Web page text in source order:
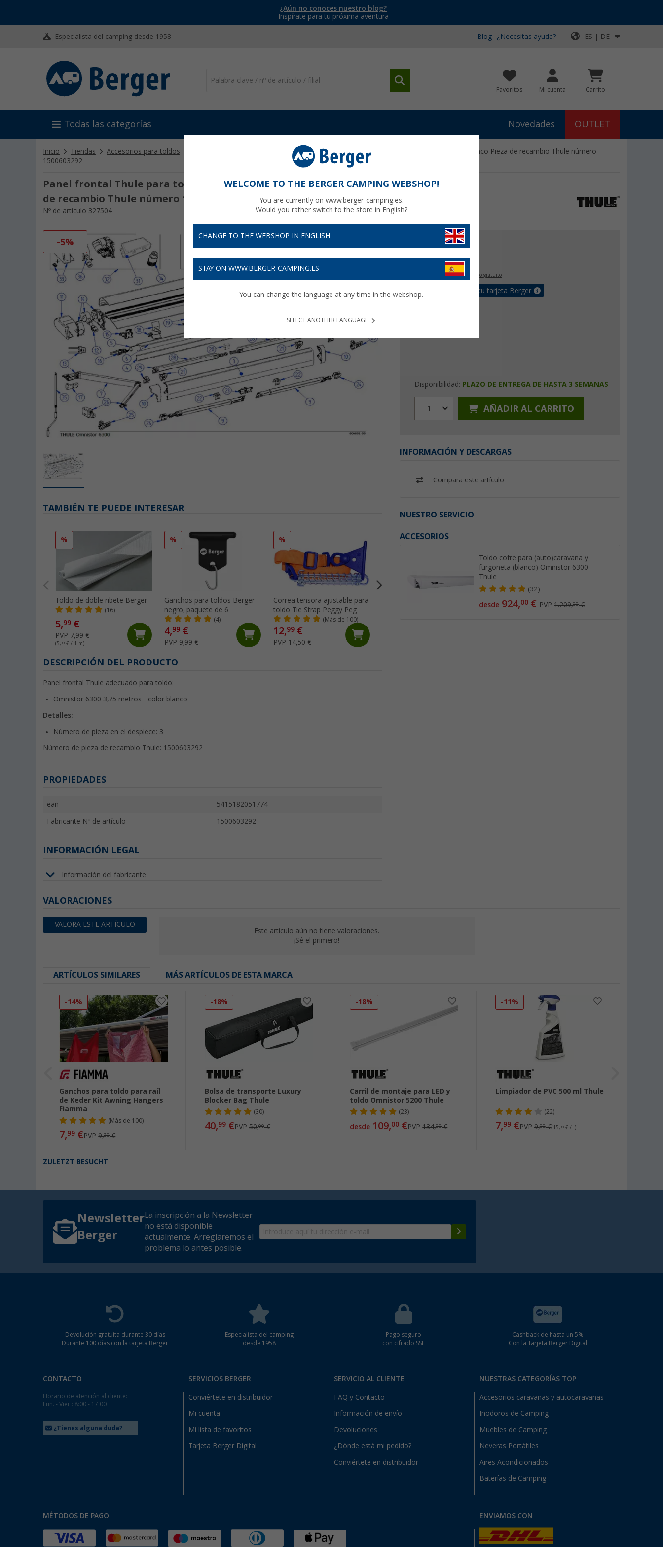
¿Aún no conoces nuestro blog?
Inspírate para tu próxima aventura
Especialista del camping desde 1958 Blog ¿Necesitas ayuda? ES | DE
Favoritos Mi cuenta Carrito
Todas las categorías Novedades OUTLET
Inicio Tiendas Accesorios para toldos
Panel frontal Thule para toldo Omnistor 6300 3,75 metros - color blanco Pieza de recambio Thule número
1500603292
Panel frontal Thule para toldo Omnistor 6300 3,75 metros - color blanco Pieza
de recambio Thule número 1500603292
Nº de artículo 327504
-5% €
278, €
Precios con IVA incluido envío gratuito
€ de bonus en tu tarjeta Berger
Disponibilidad: PLAZO DE ENTREGA DE HASTA 3 SEMANAS
1 AÑADIR AL CARRITO
INFORMACIÓN Y DESCARGAS
Compara este artículo
NUESTRO SERVICIO
ACCESORIOS
Toldo cofre para (auto)caravana y
furgoneta (blanco) Omnistor 6300
Thule
(32)
desde 924,00 € PVP1.209,00€
TAMBIÉN TE PUEDE INTERESAR
%
Toldo de doble ribete Berger
(16)
5,99 €
PVP 7,99 €
(5,99 € / 1 m)
%
Ganchos para toldos Berger
negro, paquete de 6
(4)
4,99 €
PVP 9,99 €
%
Correa tensora ajustable para
toldo Tie Strap Peggy Peg
(Más de 100)
12,99 €
PVP 14,50 €
Juego de 2 abrazaderas para
toldos Fabric Clamps Thule
DESCRIPCIÓN DEL PRODUCTO
Panel frontal Thule adecuado para toldo:
Omnistor 6300 3,75 metros - color blanco
Detalles:
Número de pieza en el despiece: 3
Número de pieza de recambio Thule: 1500603292
PROPIEDADES
ean 5415182051774
Fabricante Nº de artículo 1500603292
INFORMACIÓN LEGAL
Información del fabricante
VALORACIONES
VALORA ESTE ARTÍCULO
Este artículo aún no tiene valoraciones.
¡Sé el primero!
ARTÍCULOS SIMILARES MÁS ARTÍCULOS DE ESTA MARCA
-14%
Ganchos para toldo para raíl
de Keder Kit Awning Hangers
Fiamma
( Más de 100)
7,99 €PVP9,30€
-18%
Bolsa de transporte Luxury
Blocker Bag Thule
(30)
40,99€PVP 50,00€
-18%
Carril de montaje para LED y
toldo Omnistor 5200 Thule
(23)
desde 109,00 €PVP134,00€
-11%
Limpiador de PVC 500 ml Thule
(22)
7,99€PVP 9,00€(15,98€ / l)
ZULETZT BESUCHT
Newsletter
Berger
La inscripción a la Newsletter
no está disponible
actualmente. Arreglaremos el
problema lo antes posible.
Devolución gratuita durante 30 días
Durante 100 días con la tarjeta Berger
Especialista del camping
desde 1958
Pago seguro
con cifrado SSL
Cashback de hasta un 5%
Con la Tarjeta Berger Digital
CONTACTO
Horario de atención al cliente:
Lun. - Vier.: 8:00 - 17:00
¿Tienes alguna duda?
SERVICIOS BERGER
Conviértete en distribuidor
Mi cuenta
Mi lista de favoritos
Tarjeta Berger Digital
SERVICIO AL CLIENTE
FAQ y Contacto
Información de envío
Devoluciones
¿Dónde está mi pedido?
Conviértete en distribuidor
NUESTRAS CATEGORÍAS TOP
Accesorios caravanas y autocaravanas
Inodoros de Camping
Muebles de Camping
Neveras Portátiles
Aires Acondicionados
Baterías de Camping
MÉTODOS DE PAGO ENVIAMOS CON
WELCOME TO THE BERGER CAMPING WEBSHOP!
You are currently on www.berger-camping.es.
Would you rather switch to the store in English?
CHANGE TO THE WEBSHOP IN ENGLISH
STAY ON WWW.BERGER-CAMPING.ES
You can change the language at any time in the webshop.
SELECT ANOTHER LANGUAGE